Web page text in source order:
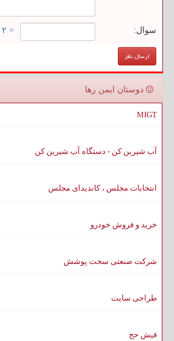
سوال: = ۲ بعلاوه ۲
دوستان ایمن رها
MIGT
آب شیرین کن - دستگاه آب شیرین کن
انتخابات مجلس ، کاندیدای مجلس
خرید و فروش خودرو
شرکت صنعتی سخت پوشش
طراحی سایت
فیش حج